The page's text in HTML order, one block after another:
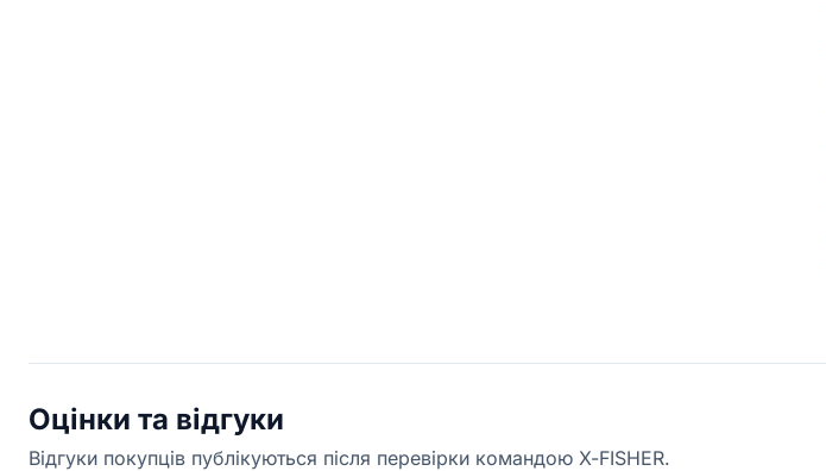
Оцінки та відгуки
Відгуки покупців публікуються після перевірки командою X-FISHER.